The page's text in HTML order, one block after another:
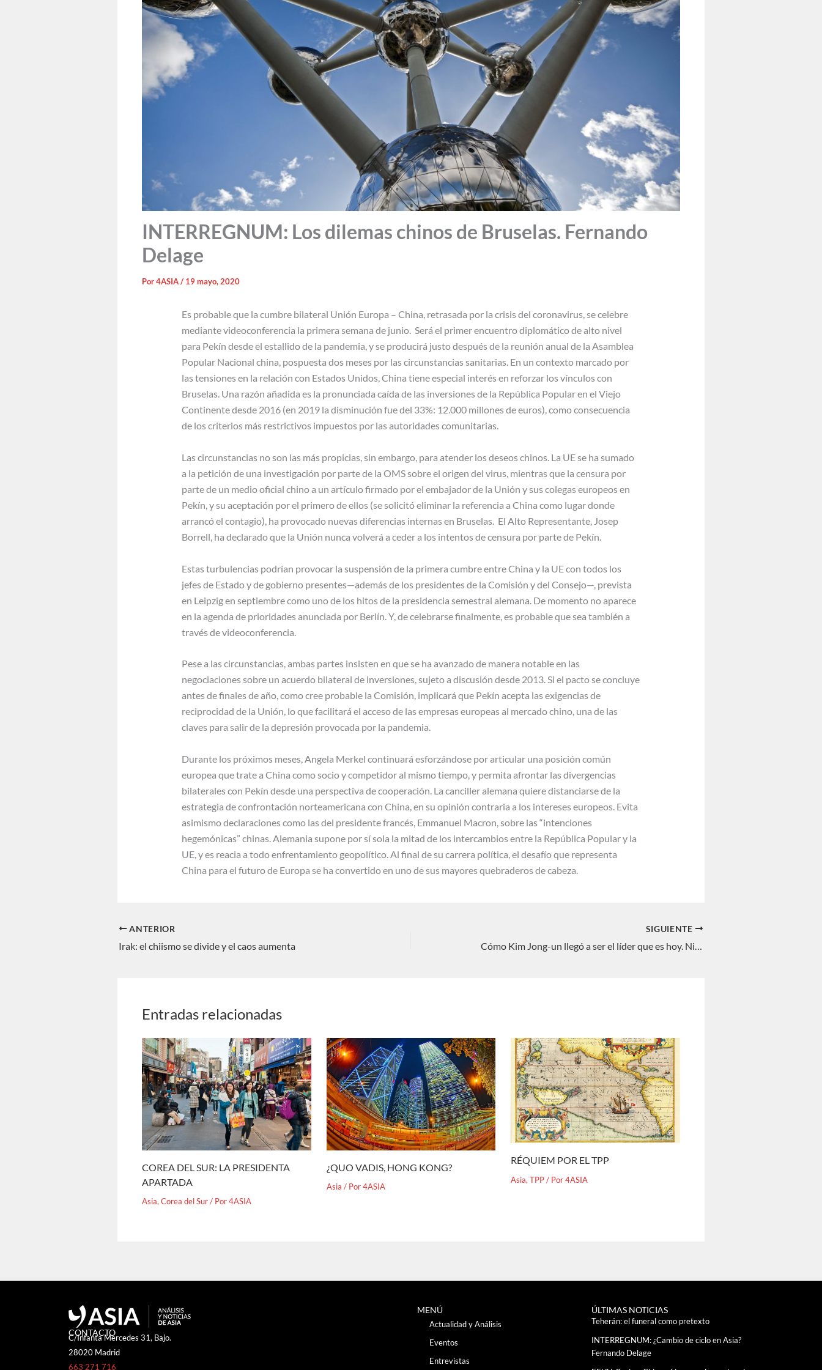
INTERREGNUM: Los dilemas chinos de Bruselas. Fernando
Delage
Por4ASIA/ 19 mayo, 2020
Es probable que la cumbre bilateral Unión Europa – China, retrasada por la crisis del coronavirus, se celebre
mediante videoconferencia la primera semana de junio. Será el primer encuentro diplomático de alto nivel
para Pekín desde el estallido de la pandemia, y se producirá justo después de la reunión anual de la Asamblea
Popular Nacional china, pospuesta dos meses por las circunstancias sanitarias. En un contexto marcado por
las tensiones en la relación con Estados Unidos, China tiene especial interés en reforzar los vínculos con
Bruselas. Una razón añadida es la pronunciada caída de las inversiones de la República Popular en el Viejo
Continente desde 2016 (en 2019 la disminución fue del 33%: 12.000 millones de euros), como consecuencia
de los criterios más restrictivos impuestos por las autoridades comunitarias.
Las circunstancias no son las más propicias, sin embargo, para atender los deseos chinos. La UE se ha sumado
a la petición de una investigación por parte de la OMS sobre el origen del virus, mientras que la censura por
parte de un medio oficial chino a un artículo firmado por el embajador de la Unión y sus colegas europeos en
Pekín, y su aceptación por el primero de ellos (se solicitó eliminar la referencia a China como lugar donde
arrancó el contagio), ha provocado nuevas diferencias internas en Bruselas. El Alto Representante, Josep
Borrell, ha declarado que la Unión nunca volverá a ceder a los intentos de censura por parte de Pekín.
Estas turbulencias podrían provocar la suspensión de la primera cumbre entre China y la UE con todos los
jefes de Estado y de gobierno presentes—además de los presidentes de la Comisión y del Consejo—, prevista
en Leipzig en septiembre como uno de los hitos de la presidencia semestral alemana. De momento no aparece
en la agenda de prioridades anunciada por Berlín. Y, de celebrarse finalmente, es probable que sea también a
través de videoconferencia.
Pese a las circunstancias, ambas partes insisten en que se ha avanzado de manera notable en las
negociaciones sobre un acuerdo bilateral de inversiones, sujeto a discusión desde 2013. Si el pacto se concluye
antes de finales de año, como cree probable la Comisión, implicará que Pekín acepta las exigencias de
reciprocidad de la Unión, lo que facilitará el acceso de las empresas europeas al mercado chino, una de las
claves para salir de la depresión provocada por la pandemia.
Durante los próximos meses, Angela Merkel continuará esforzándose por articular una posición común
europea que trate a China como socio y competidor al mismo tiempo, y permita afrontar las divergencias
bilaterales con Pekín desde una perspectiva de cooperación. La canciller alemana quiere distanciarse de la
estrategia de confrontación norteamericana con China, en su opinión contraria a los intereses europeos. Evita
asimismo declaraciones como las del presidente francés, Emmanuel Macron, sobre las “intenciones
hegemónicas” chinas. Alemania supone por sí sola la mitad de los intercambios entre la República Popular y la
UE, y es reacia a todo enfrentamiento geopolítico. Al final de su carrera política, el desafío que representa
China para el futuro de Europa se ha convertido en uno de sus mayores quebraderos de cabeza.
ANTERIOR
Irak: el chiismo se divide y el caos aumenta
SIGUIENTE
Cómo Kim Jong-un llegó a ser el líder que es hoy. Nieves C. Pérez Rodríguez
Entradas relacionadas
COREA DEL SUR: LA PRESIDENTA
APARTADA
Asia,Corea del Sur/ Por4ASIA
¿QUO VADIS, HONG KONG?
Asia / Por4ASIA
RÉQUIEM POR EL TPP
Asia,TPP/ Por4ASIA
CONTACTO
C/Infanta Mercedes 31, Bajo.
28020 Madrid
663 271 716
MENÚ
Actualidad y Análisis
Eventos
Entrevistas
ÚLTIMAS NOTICIAS
Teherán: el funeral como pretexto
INTERREGNUM: ¿Cambio de ciclo en Asia?
Fernando Delage